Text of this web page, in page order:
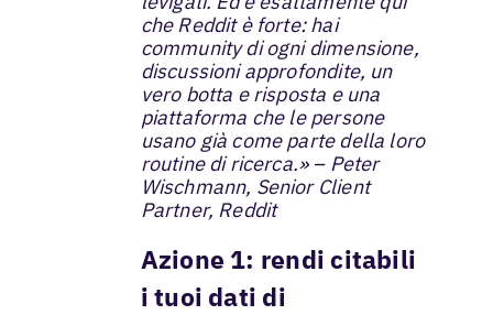
che Reddit è forte: hai
community di ogni dimensione,
discussioni approfondite, un
vero botta e risposta e una
piattaforma che le persone
usano già come parte della loro
routine di ricerca.» – Peter
Wischmann, Senior Client
Partner, Reddit
Azione 1: rendi citabili
i tuoi dati di